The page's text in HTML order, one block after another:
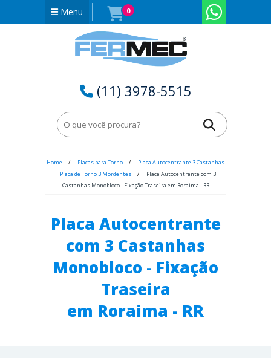
Menu 0
(11) 3978-5515
Home Placas para Torno
Placa Autocentrante 3 Castanhas
| Placa de Torno 3 Mordentes
Placa Autocentrante com 3
Castanhas Monobloco - Fixação Traseira em Roraima - RR
Placa Autocentrante
com 3 Castanhas
Monobloco - Fixação
Traseira
em Roraima - RR